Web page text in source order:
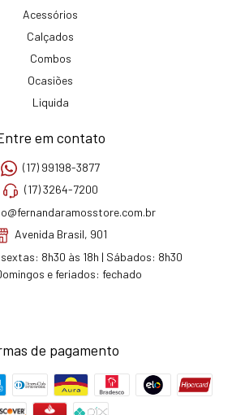
Acessórios
Calçados
Combos
Ocasiões
Liquida
em contato
(17) 99198-3877
(17) 3264-7200
Avenida Brasil, 901
8h30 às 18h | Sábados: 8h30
e feriados: fechado
de pagamento